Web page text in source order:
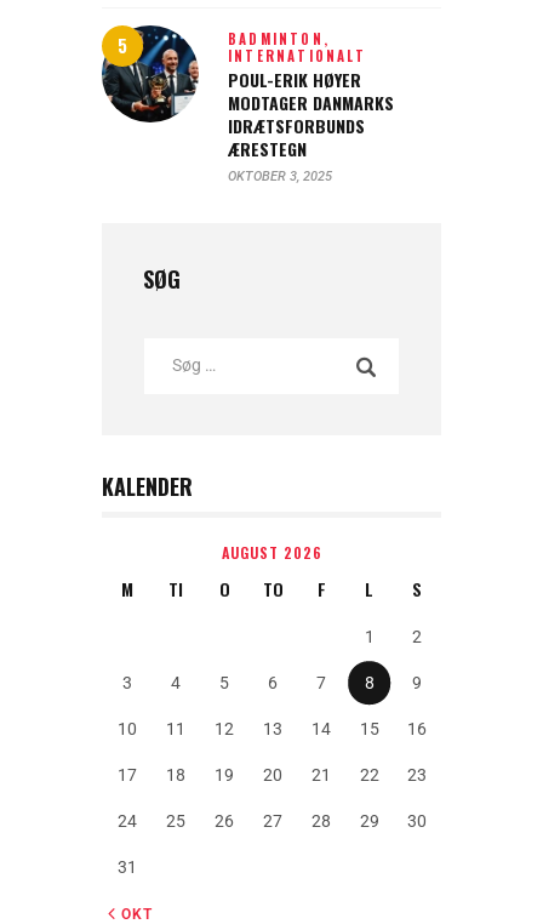
BADMINTON,
INTERNATIONALT
POUL-ERIK HØYER
MODTAGER DANMARKS
IDRÆTSFORBUNDS
ÆRESTEGN
OKTOBER 3, 2025
SØG
KALENDER
AUGUST 2026
M TI O TO F L S
1 2
3 4 5 6 7 8 9
10 11 12 13 14 15 16
17 18 19 20 21 22 23
24 25 26 27 28 29 30
31
« OKT